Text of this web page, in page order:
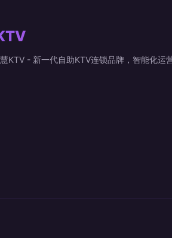
KTV - 新一代自助KTV连锁品牌，智能化运